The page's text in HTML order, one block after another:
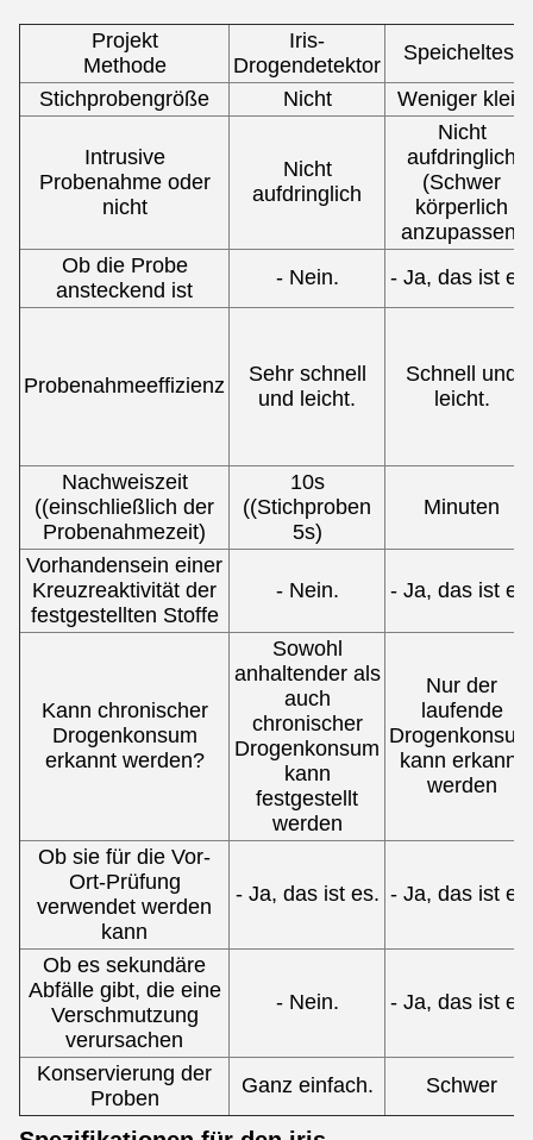
Projekt
Methode
Iris-
Drogendetektor
Speicheltest
Stichprobengröße
Nicht Weniger klein
Intrusive
Probenahme oder
nicht
Nicht
aufdringlich
Nicht
aufdringlich
(Schwer
körperlich
anzupassen)
Ob die Probe
ansteckend ist
- Nein. - Ja, das ist es.
Probenahmeeffizienz
Sehr schnell
und leicht.
Schnell und
leicht.
Nachweiszeit
((einschließlich der
Probenahmezeit)
10s
((Stichproben
5s)
Minuten
Vorhandensein einer
Kreuzreaktivität der
festgestellten Stoffe
- Nein. - Ja, das ist es.
Kann chronischer
Drogenkonsum
erkannt werden?
Sowohl
anhaltender als
auch
chronischer
Drogenkonsum
kann
festgestellt
werden
Nur der
laufende
Drogenkonsum
kann erkannt
werden
Ob sie für die Vor-
Ort-Prüfung
verwendet werden
kann
- Ja, das ist es. - Ja, das ist es.
Ob es sekundäre
Abfälle gibt, die eine
Verschmutzung
verursachen
- Nein. - Ja, das ist es.
Konservierung der
Proben
Ganz einfach. Schwer